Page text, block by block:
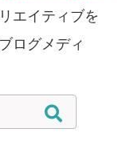
エイティブを
ログメディ